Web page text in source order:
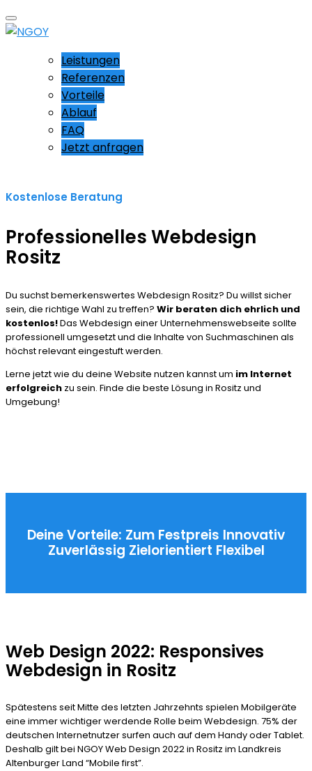
Leistungen
Referenzen
Vorteile
Ablauf
FAQ
Jetzt anfragen
Kostenlose Beratung
Professionelles Webdesign
Rositz
Du suchst bemerkenswertes Webdesign Rositz? Du willst sicher
sein, die richtige Wahl zu treffen? Wir beraten dich ehrlich und
kostenlos!Das Webdesign einer Unternehmenswebseite sollte
professionell umgesetzt und die Inhalte von Suchmaschinen als
höchst relevant eingestuft werden.
Lerne jetzt wie du deine Website nutzen kannst um im Internet
erfolgreich zu sein. Finde die beste Lösung in Rositz und
Umgebung!
Deine Vorteile: Zum Festpreis Innovativ
Zuverlässig Zielorientiert Flexibel
Web Design 2022: Responsives
Webdesign in Rositz
Spätestens seit Mitte des letzten Jahrzehnts spielen Mobilgeräte
eine immer wichtiger werdende Rolle beim Webdesign. 75% der
deutschen Internetnutzer surfen auch auf dem Handy oder Tablet.
Deshalb gilt bei NGOY Web Design 2022 in Rositz im Landkreis
Altenburger Land “Mobile first”.